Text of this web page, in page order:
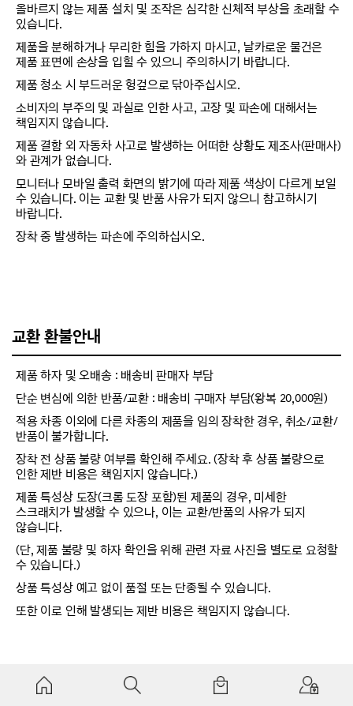
올바르지 않는 제품 설치 및 조작은 심각한 신체적 부상을 초래할 수
있습니다.
제품을 분해하거나 무리한 힘을 가하지 마시고, 날카로운 물건은
제품 표면에 손상을 입힐 수 있으니 주의하시기 바랍니다.
제품 청소 시 부드러운 헝겊으로 닦아주십시오.
소비자의 부주의 및 과실로 인한 사고, 고장 및 파손에 대해서는
책임지지 않습니다.
제품 결함 외 자동차 사고로 발생하는 어떠한 상황도 제조사(판매사)
와 관계가 없습니다.
모니터나 모바일 출력 화면의 밝기에 따라 제품 색상이 다르게 보일
수 있습니다. 이는 교환 및 반품 사유가 되지 않으니 참고하시기
바랍니다.
장착 중 발생하는 파손에 주의하십시오.
교환 환불안내
제품 하자 및 오배송 : 배송비 판매자 부담
단순 변심에 의한 반품/교환 : 배송비 구매자 부담(왕복 20,000원)
적용 차종 이외에 다른 차종의 제품을 임의 장착한 경우, 취소/교환/
반품이 불가합니다.
장착 전 상품 불량 여부를 확인해 주세요. (장착 후 상품 불량으로
인한 제반 비용은 책임지지 않습니다.)
제품 특성상 도장(크롬 도장 포함)된 제품의 경우, 미세한
스크래치가 발생할 수 있으나, 이는 교환/반품의 사유가 되지
않습니다.
(단, 제품 불량 및 하자 확인을 위해 관련 자료 사진을 별도로 요청할
수 있습니다.)
상품 특성상 예고 없이 품절 또는 단종될 수 있습니다.
또한 이로 인해 발생되는 제반 비용은 책임지지 않습니다.